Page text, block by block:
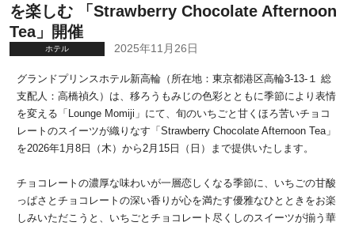
を楽しむ 「Strawberry Chocolate Afternoon
Tea」開催
ホテル 2025年11月26日
グランドプリンスホテル新高輪（所在地：東京都港区高輪3-13-１ 総
支配人：高橋禎久）は、移ろうもみじの色彩とともに季節により表情
を変える「Lounge Momiji」にて、旬のいちごと甘くほろ苦いチョコ
レートのスイーツが織りなす「Strawberry Chocolate Afternoon Tea」
を2026年1月8日（木）から2月15日（日）まで提供いたします。
チョコレートの濃厚な味わいが一層恋しくなる季節に、いちごの甘酸
っぱさとチョコレートの深い香りが心を満たす優雅なひとときをお楽
しみいただこうと、いちごとチョコレート尽くしのスイーツが揃う華